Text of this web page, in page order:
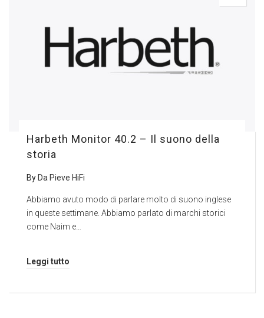
Harbeth Monitor 40.2 – Il suono della
storia
By Da Pieve HiFi
Abbiamo avuto modo di parlare molto di suono inglese
in queste settimane. Abbiamo parlato di marchi storici
come Naim e…
Leggi tutto